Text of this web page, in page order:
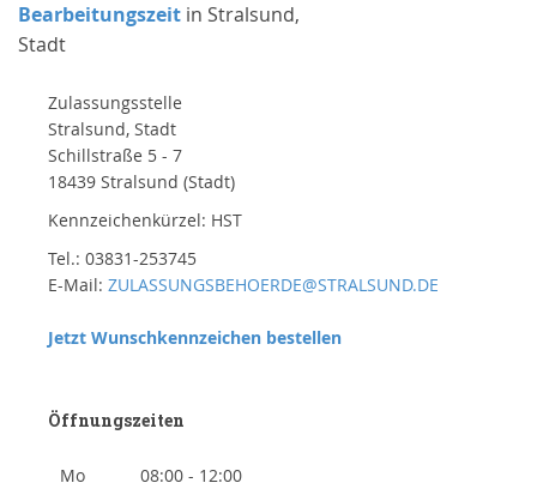
Bearbeitungszeit in Stralsund,
Stadt
Zulassungsstelle
Stralsund, Stadt
Schillstraße 5 - 7
18439 Stralsund (Stadt)
Kennzeichenkürzel: HST
Tel.: 03831-253745
E-Mail: ZULASSUNGSBEHOERDE@STRALSUND.DE
Jetzt Wunschkennzeichen bestellen
Öffnungszeiten
Mo
08:00 - 12:00